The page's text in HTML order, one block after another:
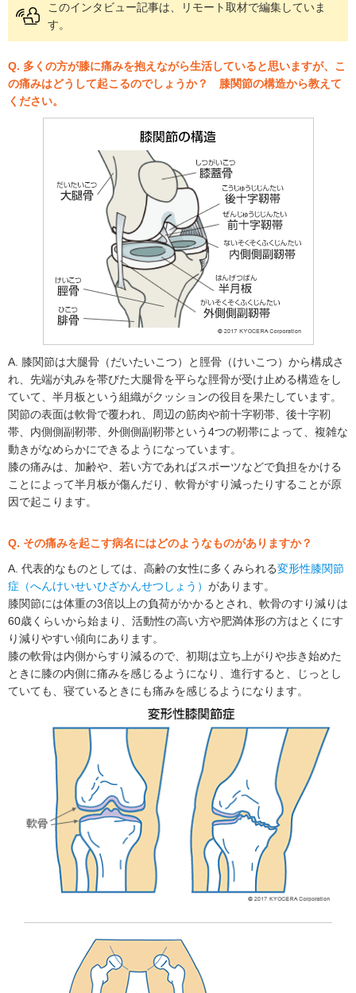
このインタビュー記事は、リモート取材で編集していま
す。
Q. 多くの方が膝に痛みを抱えながら生活していると思いますが、こ
の痛みはどうして起こるのでしょうか？ 膝関節の構造から教えて
ください。
A. 膝関節は大腿骨（だいたいこつ）と脛骨（けいこつ）から構成さ
れ、先端が丸みを帯びた大腿骨を平らな脛骨が受け止める構造をし
ていて、半月板という組織がクッションの役目を果たしています。
関節の表面は軟骨で覆われ、周辺の筋肉や前十字靭帯、後十字靭
帯、内側側副靭帯、外側側副靭帯という4つの靭帯によって、複雑な
動きがなめらかにできるようになっています。
膝の痛みは、加齢や、若い方であればスポーツなどで負担をかける
ことによって半月板が傷んだり、軟骨がすり減ったりすることが原
因で起こります。
Q. その痛みを起こす病名にはどのようなものがありますか？
A. 代表的なものとしては、高齢の女性に多くみられる変形性膝関節
症（へんけいせいひざかんせつしょう） があります。
膝関節には体重の3倍以上の負荷がかかるとされ、軟骨のすり減りは
60歳くらいから始まり、活動性の高い方や肥満体形の方はとくにす
り減りやすい傾向にあります。
膝の軟骨は内側からすり減るので、初期は立ち上がりや歩き始めた
ときに膝の内側に痛みを感じるようになり、進行すると、じっとし
ていても、寝ているときにも痛みを感じるようになります。